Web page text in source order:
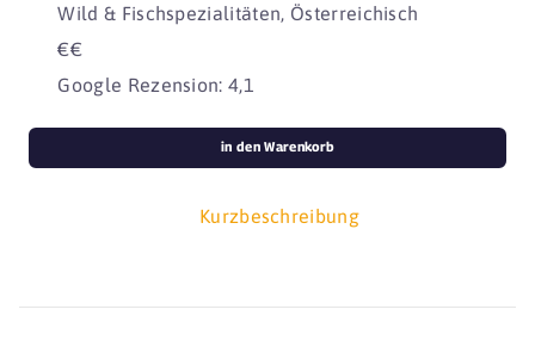
Wild & Fischspezialitäten, Österreichisch
€€
Google Rezension: 4,1
Kurzbeschreibung
in den Warenkorb